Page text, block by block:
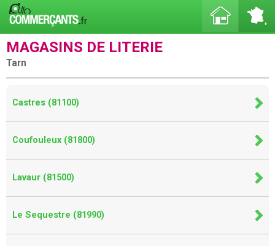
MAGASINS DE LITERIE
Tarn
Castres (81100)
Coufouleux (81800)
Lavaur (81500)
Le Sequestre (81990)